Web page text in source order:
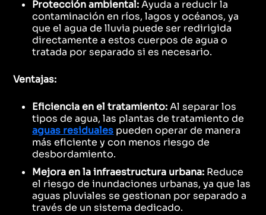
Protección ambiental:Ayuda a reducir la
contaminación en ríos, lagos y océanos, ya
que el agua de lluvia puede ser redirigida
directamente a estos cuerpos de agua o
tratada por separado si es necesario.
Ventajas:
Eficiencia en el tratamiento:Al separar los
tipos de agua, las plantas de tratamiento de
aguas residuales pueden operar de manera
más eficiente y con menos riesgo de
desbordamiento.
Mejora en la infraestructura urbana: Reduce
el riesgo de inundaciones urbanas, ya que las
aguas pluviales se gestionan por separado a
través de un sistema dedicado.